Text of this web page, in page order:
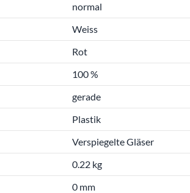
normal
Weiss
Rot
100 %
gerade
Plastik
Verspiegelte Gläser
0.22 kg
0 mm